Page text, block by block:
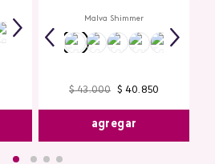
Malva Shimmer
$ 43.000 $ 40. 850
agregar